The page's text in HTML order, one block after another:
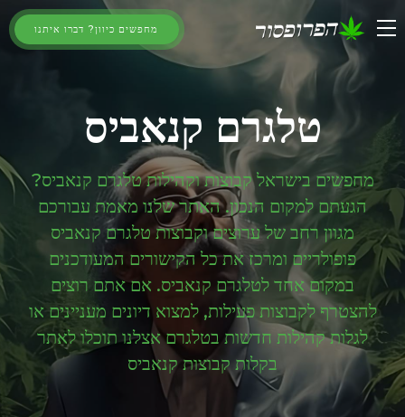
מחפשים כיוון? דברו איתנו
טלגרם קנאביס
מחפשים בישראל קבוצות וקהילות טלגרם קנאביס?
הגעתם למקום הנכון. האתר שלנו מאמת עבורכם
מגוון רחב של ערוצים וקבוצות טלגרם קנאביס
פופולריים ומרכז את כל הקישורים המעודכנים
במקום אחד לטלגרם קנאביס. אם אתם רוצים
להצטרף לקבוצות פעילות, למצוא דיונים מעניינים או
לגלות קהילות חדשות בטלגרם אצלנו תוכלו לאתר
בקלות קבוצות קנאביס